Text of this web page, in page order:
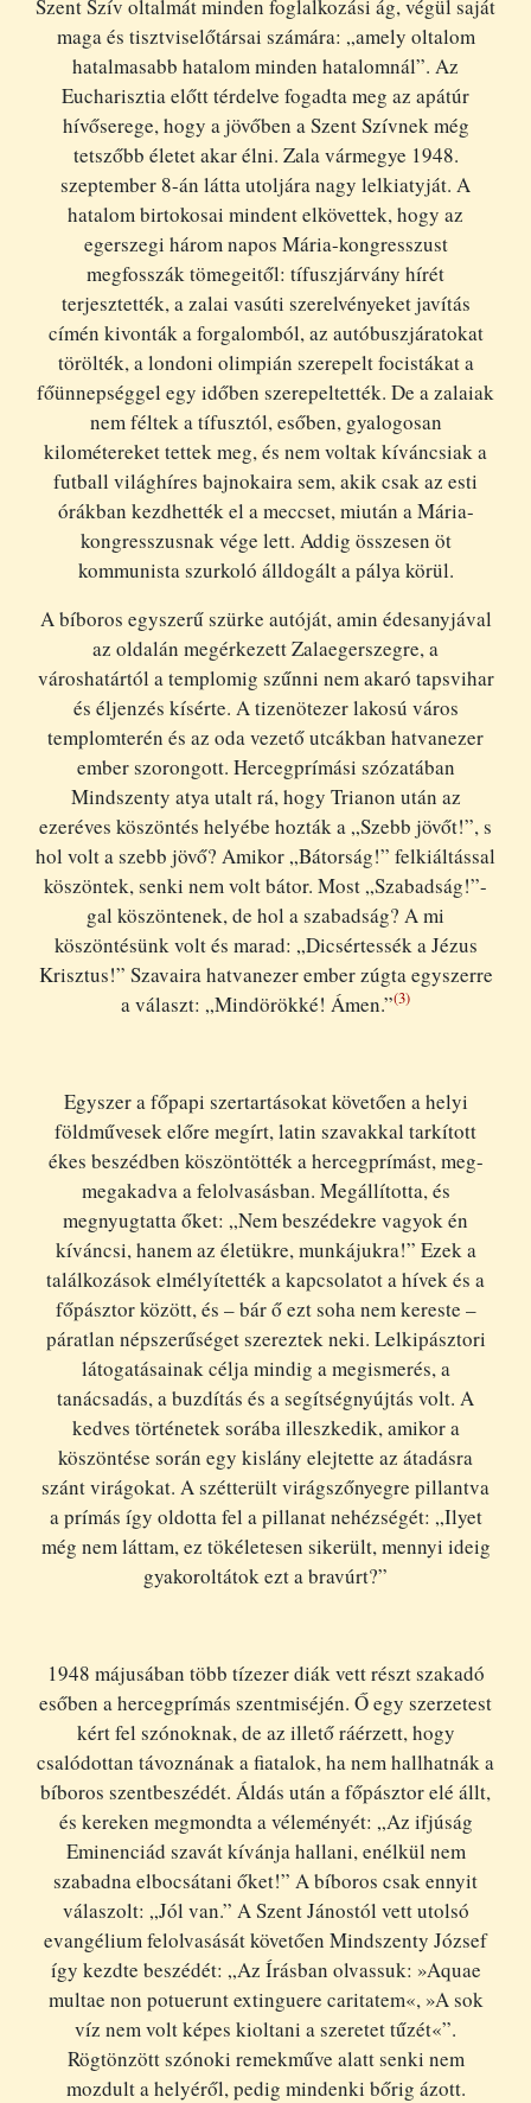
Szent Szív oltalmát minden foglalkozási ág, végül saját
maga és tisztviselőtársai számára: „amely oltalom
hatalmasabb hatalom minden hatalomnál”. Az
Eucharisztia előtt térdelve fogadta meg az apátúr
hívőserege, hogy a jövőben a Szent Szívnek még
tetszőbb életet akar élni. Zala vármegye 1948.
szeptember 8-án látta utoljára nagy lelkiatyját. A
hatalom birtokosai mindent elkövettek, hogy az
egerszegi három napos Mária-kongresszust
megfosszák tömegeitől: tífuszjárvány hírét
terjesztették, a zalai vasúti szerelvényeket javítás
címén kivonták a forgalomból, az autóbuszjáratokat
törölték, a londoni olimpián szerepelt focistákat a
főünnepséggel egy időben szerepeltették. De a zalaiak
nem féltek a tífusztól, esőben, gyalogosan
kilométereket tettek meg, és nem voltak kíváncsiak a
futball világhíres bajnokaira sem, akik csak az esti
órákban kezdhették el a meccset, miután a Mária-
kongresszusnak vége lett. Addig összesen öt
kommunista szurkoló álldogált a pálya körül.
A bíboros egyszerű szürke autóját, amin édesanyjával
az oldalán megérkezett Zalaegerszegre, a
városhatártól a templomig szűnni nem akaró tapsvihar
és éljenzés kísérte. A tizenötezer lakosú város
templomterén és az oda vezető utcákban hatvanezer
ember szorongott. Hercegprímási szózatában
Mindszenty atya utalt rá, hogy Trianon után az
ezeréves köszöntés helyébe hozták a „Szebb jövőt!”, s
hol volt a szebb jövő? Amikor „Bátorság!” felkiáltással
köszöntek, senki nem volt bátor. Most „Szabadság!”-
gal köszöntenek, de hol a szabadság? A mi
köszöntésünk volt és marad: „Dicsértessék a Jézus
Krisztus!” Szavaira hatvanezer ember zúgta egyszerre
a választ: „Mindörökké! Ámen.”(3)
Egyszer a főpapi szertartásokat követően a helyi
földművesek előre megírt, latin szavakkal tarkított
ékes beszédben köszöntötték a hercegprímást, meg-
megakadva a felolvasásban. Megállította, és
megnyugtatta őket: „Nem beszédekre vagyok én
kíváncsi, hanem az életükre, munkájukra!” Ezek a
találkozások elmélyítették a kapcsolatot a hívek és a
főpásztor között, és – bár ő ezt soha nem kereste –
páratlan népszerűséget szereztek neki. Lelkipásztori
látogatásainak célja mindig a megismerés, a
tanácsadás, a buzdítás és a segítségnyújtás volt. A
kedves történetek sorába illeszkedik, amikor a
köszöntése során egy kislány elejtette az átadásra
szánt virágokat. A szétterült virágszőnyegre pillantva
a prímás így oldotta fel a pillanat nehézségét: „Ilyet
még nem láttam, ez tökéletesen sikerült, mennyi ideig
gyakoroltátok ezt a bravúrt?”
1948 májusában több tízezer diák vett részt szakadó
esőben a hercegprímás szentmiséjén. Ő egy szerzetest
kért fel szónoknak, de az illető ráérzett, hogy
csalódottan távoznának a fiatalok, ha nem hallhatnák a
bíboros szentbeszédét. Áldás után a főpásztor elé állt,
és kereken megmondta a véleményét: „Az ifjúság
Eminenciád szavát kívánja hallani, enélkül nem
szabadna elbocsátani őket!” A bíboros csak ennyit
válaszolt: „Jól van.” A Szent Jánostól vett utolsó
evangélium felolvasását követően Mindszenty József
így kezdte beszédét: „Az Írásban olvassuk: »Aquae
multae non potuerunt extinguere caritatem«, »A sok
víz nem volt képes kioltani a szeretet tűzét«”.
Rögtönzött szónoki remekműve alatt senki nem
mozdult a helyéről, pedig mindenki bőrig ázott.